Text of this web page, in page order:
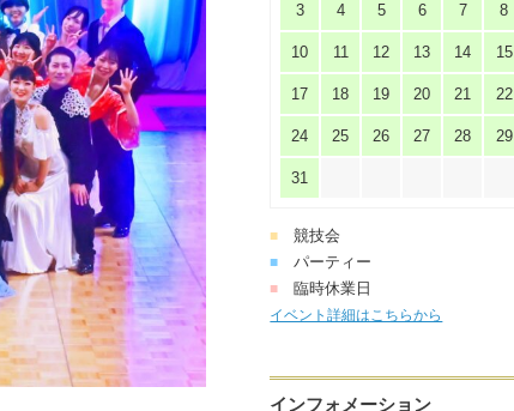
3 4 5 6 7 8
10 11 12 13 14 15
17 18 19 20 21 22
24 25 26 27 28 29
31
■ 競技会
■ パーティー
■ 臨時休業日
イベント詳細はこちらから
インフォメーション